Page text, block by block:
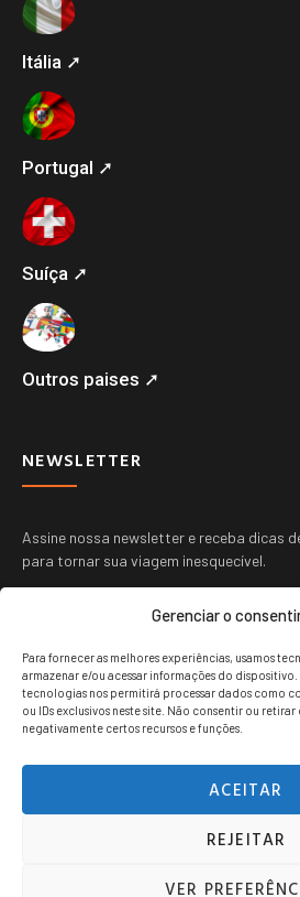
Gerenciar o
Para fornecer as melhores experiências, usamos
armazenar e/ou acessar informações do dispositivo.
tecnologias nos permitirá processar dados como
ou IDs exclusivos neste site. Não consentir ou
negativamente certos recursos e funções.
ACEITAR
REJEITAR
VER
Itália ➚
Portugal ➚
Suíça ➚
Outros paises ➚
NEWSLETTER
Assine nossa newsletter e receba dicas
para tornar sua viagem inesquecível.
ENVIAR
Viagem jovem copyright © 2024.